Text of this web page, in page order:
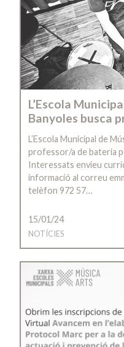
L’Escola
Banyoles busca
L’Escola Municipal de
professor/a de bateria
Interessats envieu
informació al correu
telèfon 972 57…
15/01/24
NOTÍCIES